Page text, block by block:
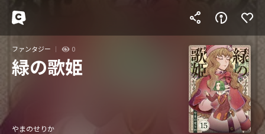
ファンタジー 0
緑の歌姫
やまのせりか